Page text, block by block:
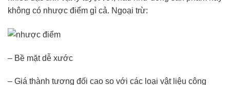
không có nhược điểm gì cả. Ngoại trừ:
– Bề mặt dễ xước
– Giá thành tương đối cao so với các loại vật liệu công